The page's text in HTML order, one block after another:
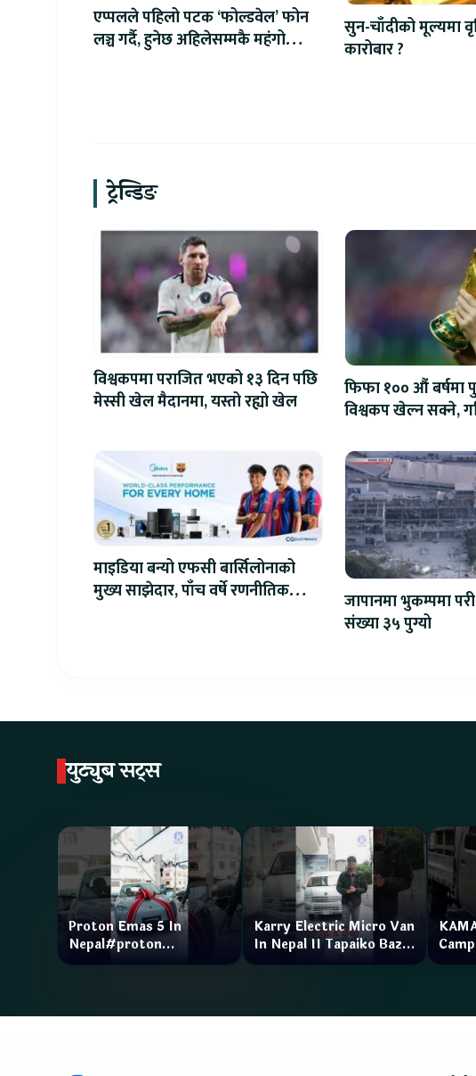
एप्पलले पहिलो पटक ‘फोल्डवेल’ फोन
लञ्च गर्दै, हुनेछ अहिलेसम्मकै महंगो
सुन-चाँदीको मूल्यमा
कारोबार ?
ट्रेन्डिङ
विश्वकपमा पराजित भएको १३ दिन पछि
मेस्सी खेल मैदानमा, यस्तो रह्यो खेल
फिफा १०० औं बर्षमा
विश्वकप खेल्न सक्ने,
माइडिया बन्यो एफसी बार्सिलोनाको
मुख्य साझेदार, पाँच वर्षे रणनीतिक
जापानमा भुकम्पमा
संख्या ३५ पुग्यो
युट्युब सट्स
Proton Emas 5 In
Nepal#proton
#protonemas5#protonnepal#evcarnepal
Karry Electric Micro Van
In Nepal II Tapaiko Bazar
II Jankari Kendra
Camp